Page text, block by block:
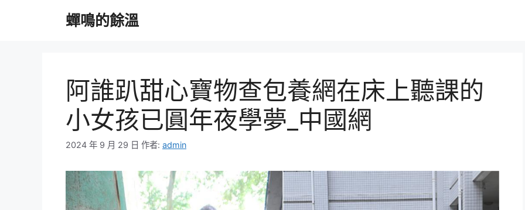
蟬鳴的餘溫
阿誰趴甜心寶物查包養網在床上聽課的
小女孩已圓年夜學夢_中國網
2024 年 9 月 29 日 作者: admin